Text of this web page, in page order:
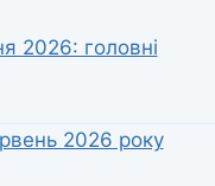
2026: головні
2026 року